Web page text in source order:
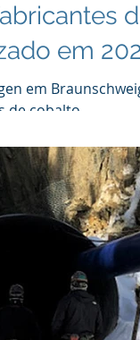
em
em
cobalto...